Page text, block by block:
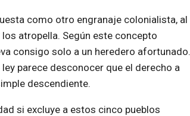
como otro engranaje colonialista, al
atropella. Según este concepto
consigo solo a un heredero afortunado.
parece desconocer que el derecho a
descendiente.
si excluye a estos cinco pueblos